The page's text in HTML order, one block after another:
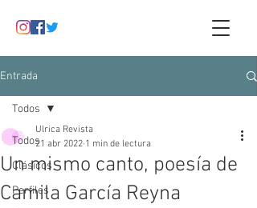
Entrada
Todos
Clásicos
Perfiles
Todos
Un mismo canto, poesía de
Camila García Reyna
Ulrica Revista
21 abr 2022 1 min de lectura